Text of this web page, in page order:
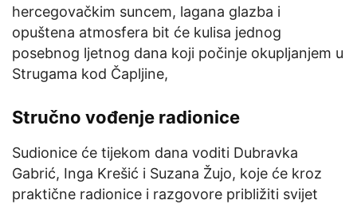
hercegovačkim suncem, lagana glazba i
opuštena atmosfera bit će kulisa jednog
posebnog ljetnog dana koji počinje okupljanjem u
Strugama kod Čapljine,
Stručno vođenje radionice
Sudionice će tijekom dana voditi Dubravka
Gabrić, Inga Krešić i Suzana Žujo, koje će kroz
praktične radionice i razgovore približiti svijet